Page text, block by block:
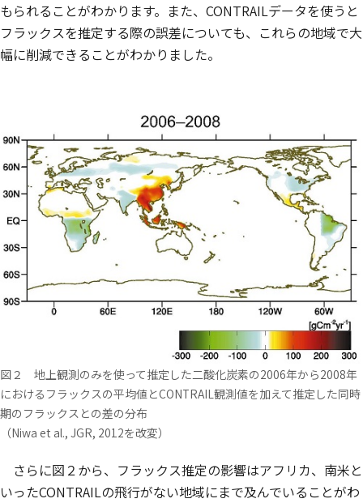
もられることがわかります。また、CONTRAILデータを使うと
フラックスを推定する際の誤差についても、これらの地域で大
幅に削減できることがわかりました。
図２ 地上観測のみを使って推定した二酸化炭素の2006年から2008年
におけるフラックスの平均値とCONTRAIL観測値を加えて推定した同時
期のフラックスとの差の分布
（Niwa et al., JGR, 2012を改変）
さらに図２から、フラックス推定の影響はアフリカ、南米と
いったCONTRAILの飛行がない地域にまで及んでいることがわ